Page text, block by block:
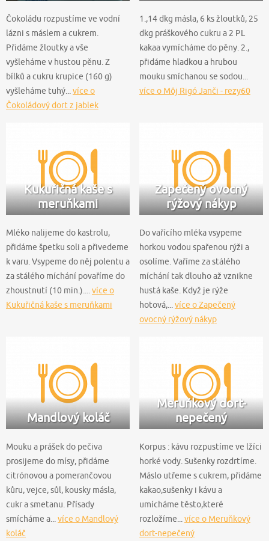
Čokoládu rozpustíme ve vodní
lázni s máslem a cukrem.
Přidáme žloutky a vše
vyšleháme v hustou pěnu. Z
bílků a cukru krupice (160 g)
vyšleháme tuhý... více o
Čokoládový dort z jablek
1.,14 dkg másla, 6 ks žloutků, 25
dkg práškového cukru a 2 PL
kakaa vymícháme do pěny. 2.,
přidáme hladkou a hrubou
mouku smíchanou se sodou...
více o Môj Rigó Janči - rezy60
Kukuřičná kaše s
meruňkami
Mléko nalijeme do kastrolu,
přidáme špetku soli a přivedeme
k varu. Vsypeme do něj polentu a
za stálého míchání povaříme do
zhoustnutí (10 min.).... více o
Kukuřičná kaše s meruňkami
Zapečený ovocný
rýžový nákyp
Do vařícího mléka vsypeme
horkou vodou spařenou rýži a
osolíme. Vaříme za stálého
míchání tak dlouho až vznikne
hustá kaše. Když je rýže
hotová,... více o Zapečený
ovocný rýžový nákyp
Mandlový koláč
Mouku a prášek do pečiva
prosijeme do mísy, přidáme
citrónovou a pomerančovou
kůru, vejce, sůl, kousky másla,
cukr a smetanu. Přísady
smícháme a...více o Mandlový
koláč
Meruňkový dort-
nepečený
Korpus : kávu rozpustíme ve lžíci
horké vody. Sušenky rozdrtíme.
Máslo utřeme s cukrem, přidáme
kakao,sušenky i kávu a
umícháme těsto,které
rozložíme...více o Meruňkový
dort-nepečený